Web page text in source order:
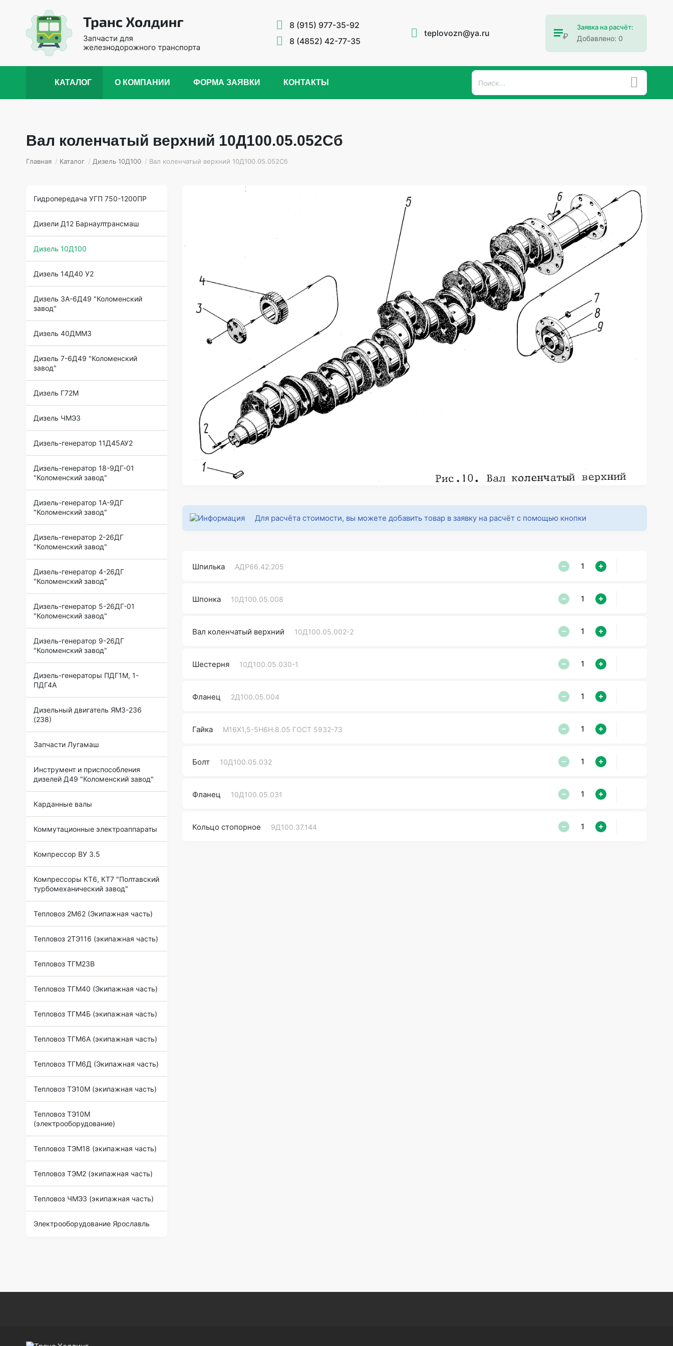
8 (915) 977-35-92
8 (4852) 42-77-35
teplovozn@ya.ru
Заявка на расчёт:
Добавлено: 0
КАТАЛОГ О КОМПАНИИ ФОРМА ЗАЯВКИ КОНТАКТЫ
Вал коленчатый верхний 10Д100.05.052Сб
Главная / Каталог / Дизель 10Д100 / Вал коленчатый верхний 10Д100.05.052Сб
Гидропередача УГП 750-1200ПР
Дизели Д12 Барнаултрансмаш
Дизель 10Д100
Дизель 14Д40 У2
Дизель 3А-6Д49 "Коломенский
завод"
Дизель 40ДММЗ
Дизель 7-6Д49 "Коломенский
завод"
Дизель Г72М
Дизель ЧМЭ3
Дизель-генератор 11Д45АУ2
Дизель-генератор 18-9ДГ-01
"Коломенский завод"
Дизель-генератор 1А-9ДГ
"Коломенский завод"
Дизель-генератор 2-26ДГ
"Коломенский завод"
Дизель-генератор 4-26ДГ
"Коломенский завод"
Дизель-генератор 5-26ДГ-01
"Коломенский завод"
Дизель-генератор 9-26ДГ
"Коломенский завод"
Дизель-генераторы ПДГ1М, 1-
ПДГ4А
Дизельный двигатель ЯМЗ-236
(238)
Запчасти Лугамаш
Инструмент и приспособления
дизелей Д49 "Коломенский завод"
Карданные валы
Коммутационные электроаппараты
Компрессор ВУ 3.5
Компрессоры КТ6, КТ7 "Полтавский
турбомеханический завод"
Тепловоз 2М62 (Экипажная часть)
Тепловоз 2ТЭ116 (экипажная часть)
Тепловоз ТГМ23В
Тепловоз ТГМ40 (Экипажная часть)
Тепловоз ТГМ4Б (экипажная часть)
Тепловоз ТГМ6А (экипажная часть)
Тепловоз ТГМ6Д (Экипажная часть)
Тепловоз ТЭ10М (экипажная часть)
Тепловоз ТЭ10М
(электрооборудование)
Тепловоз ТЭМ18 (экипажная часть)
Тепловоз ТЭМ2 (экипажная часть)
Тепловоз ЧМЭ3 (экипажная часть)
Электрооборудование Ярославль
Для расчёта стоимости, вы можете добавить товар в заявку на расчёт с помощью кнопки
Шпилька АДР66.42.205
Шпонка 10Д100.05.008
Вал коленчатый верхний 10Д100.05.002-2
Шестерня 10Д100.05.030-1
Фланец 2Д100.05.004
Гайка М16Х1,5-5Н6Н.8.05 ГОСТ 5932-73
Болт 10Д100.05.032
Фланец 10Д100.05.031
Кольцо стопорное 9Д100.37.144